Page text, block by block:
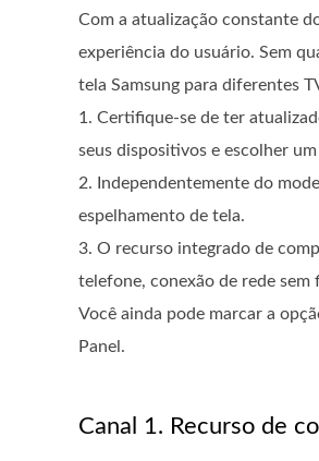
Com a atualização constante
experiência do usuário. Sem
tela Samsung para diferentes
1. Certifique-se de ter
seus dispositivos e escolher
2. Independentemente do
espelhamento de tela.
3. O recurso integrado de
telefone, conexão de rede sem
Você ainda pode marcar a
Panel.
Canal 1. Recurso de